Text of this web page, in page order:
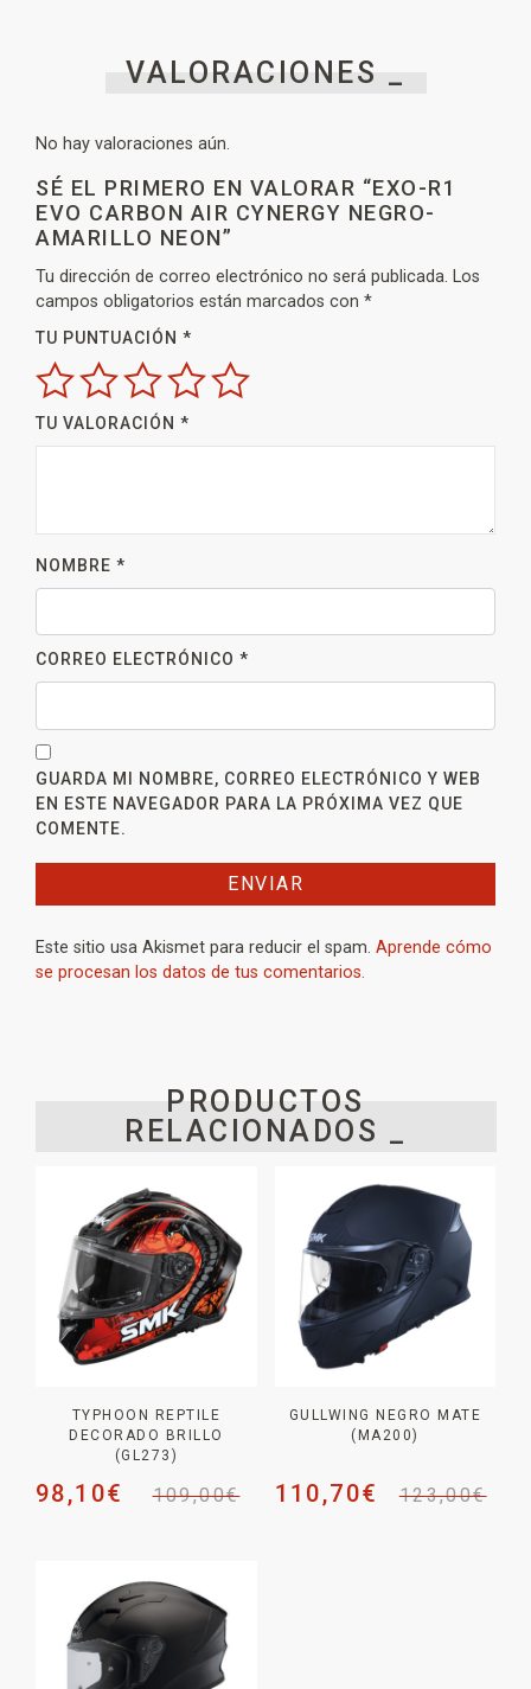
VALORACIONES _
No hay valoraciones aún.
SÉ EL PRIMERO EN VALORAR “EXO-R1
EVO CARBON AIR CYNERGY NEGRO-
AMARILLO NEON”
Tu dirección de correo electrónico no será publicada. Los
campos obligatorios están marcados con *
TU PUNTUACIÓN *
TU VALORACIÓN *
NOMBRE *
CORREO ELECTRÓNICO *
GUARDA MI NOMBRE, CORREO ELECTRÓNICO Y WEB
EN ESTE NAVEGADOR PARA LA PRÓXIMA VEZ QUE
COMENTE.
Este sitio usa Akismet para reducir el spam. Aprende cómo
se procesan los datos de tus comentarios.
PRODUCTOS
RELACIONADOS _
TYPHOON REPTILE
DECORADO BRILLO
(GL273)
109,00€
98,10€
GULLWING NEGRO MATE
(MA200)
123,00€
110,70€